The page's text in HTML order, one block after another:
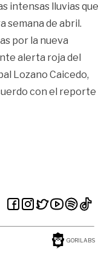
intensas lluvias que
semana de abril.
por la nueva
alerta roja del
Lozano Caicedo,
con el reporte
GORILABS